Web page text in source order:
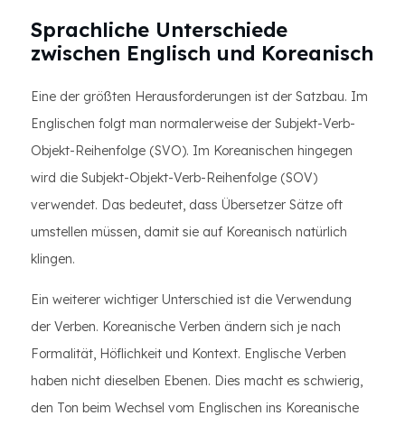
Sprachliche Unterschiede
zwischen Englisch und Koreanisch
Eine der größten Herausforderungen ist der Satzbau. Im
Englischen folgt man normalerweise der Subjekt-Verb-
Objekt-Reihenfolge (SVO). Im Koreanischen hingegen
wird die Subjekt-Objekt-Verb-Reihenfolge (SOV)
verwendet. Das bedeutet, dass Übersetzer Sätze oft
umstellen müssen, damit sie auf Koreanisch natürlich
klingen.
Ein weiterer wichtiger Unterschied ist die Verwendung
der Verben. Koreanische Verben ändern sich je nach
Formalität, Höflichkeit und Kontext. Englische Verben
haben nicht dieselben Ebenen. Dies macht es schwierig,
den Ton beim Wechsel vom Englischen ins Koreanische